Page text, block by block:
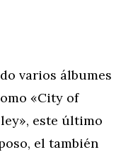
varios álbumes
«City of
este último
el también